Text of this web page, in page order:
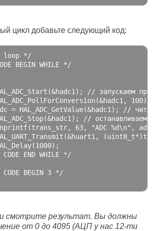
цикл добавьте следующий код:
*/
BEGIN WHILE */
(&hadc1 );
// запускаем
(&hadc1 , 100);
= HAL_ADC_GetValue(&hadc1 );
//
(&hadc1 );
// останавливаем
(trans_str, 63, "ADC %d\n" , adc
(&huart1 , (uint8_t*)
(1000);
END WHILE */
CODE BEGIN 3 */
смотрите результат. Вы должны
от 0 до 4095 (АЦП у нас 12-ти